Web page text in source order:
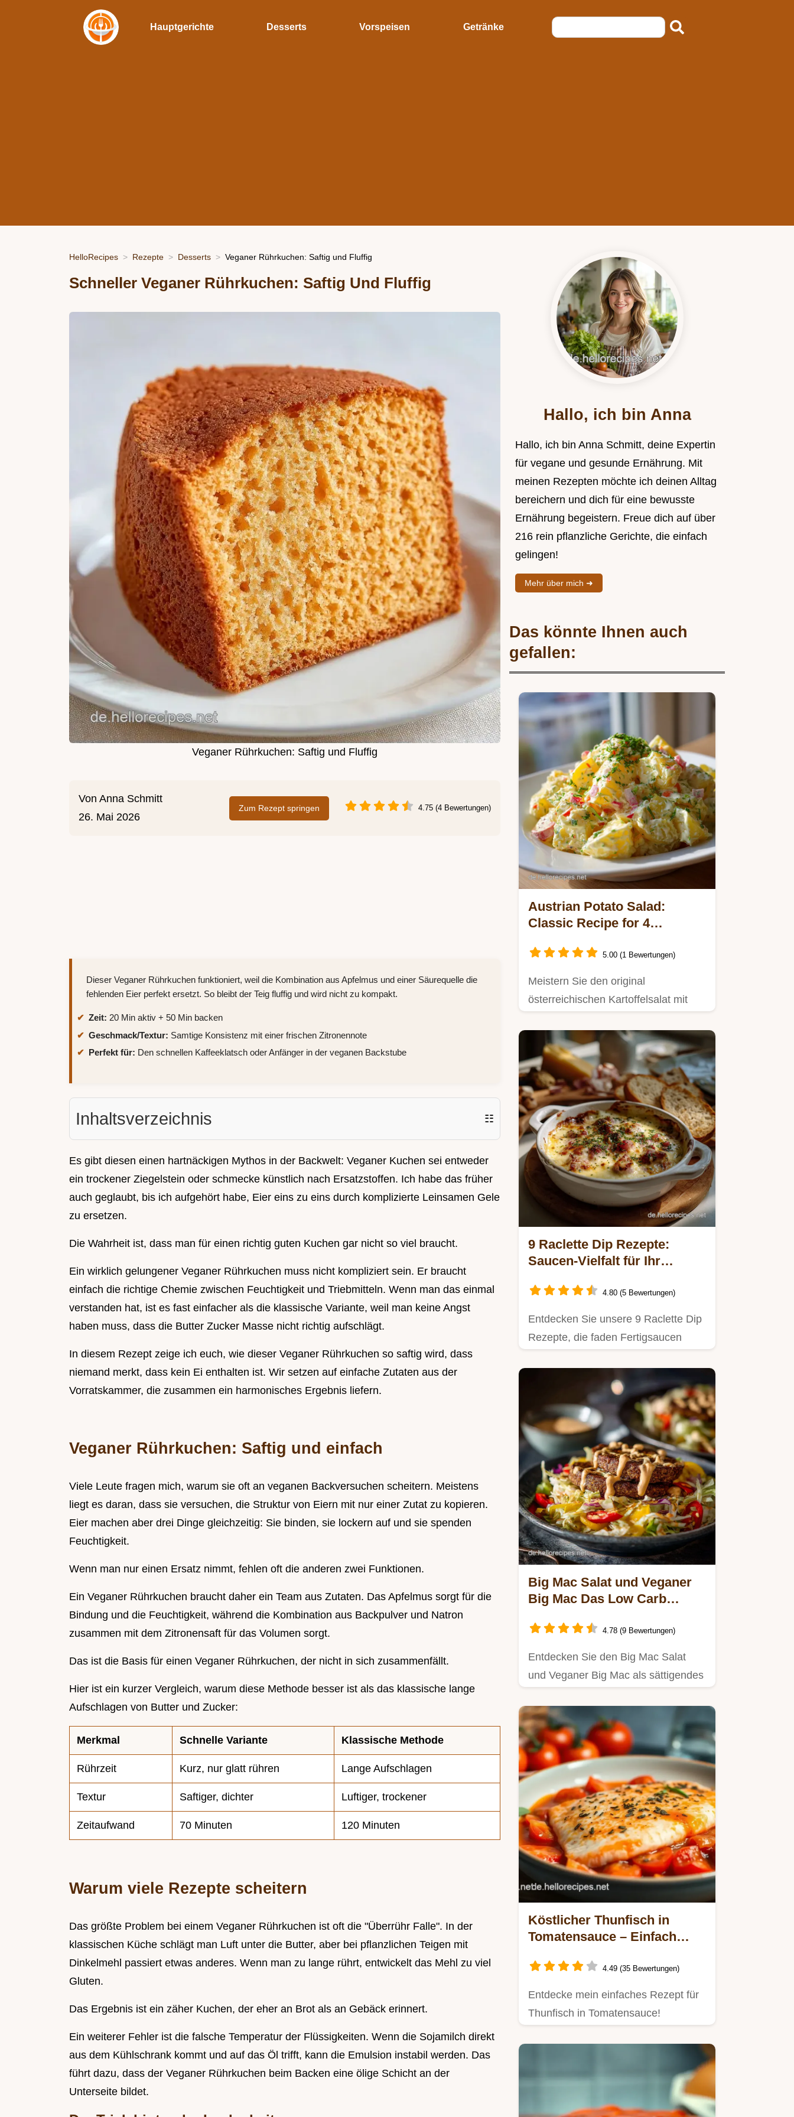
Hauptgerichte Desserts Vorspeisen Getränke
HelloRecipes Rezepte Desserts Veganer Rührkuchen: Saftig und Fluffig
Schneller Veganer Rührkuchen: Saftig Und Fluffig
Veganer Rührkuchen: Saftig und Fluffig
Von Anna Schmitt
26. Mai 2026
Zum Rezept springen 4.75 (4 Bewertungen)
Dieser Veganer Rührkuchen funktioniert, weil die Kombination aus Apfelmus und einer Säurequelle die
fehlenden Eier perfekt ersetzt. So bleibt der Teig fluffig und wird nicht zu kompakt.
Zeit: 20 Min aktiv + 50 Min backen
Geschmack/Textur: Samtige Konsistenz mit einer frischen Zitronennote
Perfekt für: Den schnellen Kaffeeklatsch oder Anfänger in der veganen Backstube
Inhaltsverzeichnis ☷
Es gibt diesen einen hartnäckigen Mythos in der Backwelt: Veganer Kuchen sei entweder
ein trockener Ziegelstein oder schmecke künstlich nach Ersatzstoffen. Ich habe das früher
auch geglaubt, bis ich aufgehört habe, Eier eins zu eins durch komplizierte Leinsamen Gele
zu ersetzen.
Die Wahrheit ist, dass man für einen richtig guten Kuchen gar nicht so viel braucht.
Ein wirklich gelungener Veganer Rührkuchen muss nicht kompliziert sein. Er braucht
einfach die richtige Chemie zwischen Feuchtigkeit und Triebmitteln. Wenn man das einmal
verstanden hat, ist es fast einfacher als die klassische Variante, weil man keine Angst
haben muss, dass die Butter Zucker Masse nicht richtig aufschlägt.
In diesem Rezept zeige ich euch, wie dieser Veganer Rührkuchen so saftig wird, dass
niemand merkt, dass kein Ei enthalten ist. Wir setzen auf einfache Zutaten aus der
Vorratskammer, die zusammen ein harmonisches Ergebnis liefern.
Veganer Rührkuchen: Saftig und einfach
Viele Leute fragen mich, warum sie oft an veganen Backversuchen scheitern. Meistens
liegt es daran, dass sie versuchen, die Struktur von Eiern mit nur einer Zutat zu kopieren.
Eier machen aber drei Dinge gleichzeitig: Sie binden, sie lockern auf und sie spenden
Feuchtigkeit.
Wenn man nur einen Ersatz nimmt, fehlen oft die anderen zwei Funktionen.
Ein Veganer Rührkuchen braucht daher ein Team aus Zutaten. Das Apfelmus sorgt für die
Bindung und die Feuchtigkeit, während die Kombination aus Backpulver und Natron
zusammen mit dem Zitronensaft für das Volumen sorgt.
Das ist die Basis für einen Veganer Rührkuchen, der nicht in sich zusammenfällt.
Hier ist ein kurzer Vergleich, warum diese Methode besser ist als das klassische lange
Aufschlagen von Butter und Zucker:
Merkmal Schnelle Variante Klassische Methode
Rührzeit Kurz, nur glatt rühren Lange Aufschlagen
Textur Saftiger, dichter Luftiger, trockener
Zeitaufwand 70 Minuten 120 Minuten
Warum viele Rezepte scheitern
Das größte Problem bei einem Veganer Rührkuchen ist oft die "Überrühr Falle". In der
klassischen Küche schlägt man Luft unter die Butter, aber bei pflanzlichen Teigen mit
Dinkelmehl passiert etwas anderes. Wenn man zu lange rührt, entwickelt das Mehl zu viel
Gluten.
Das Ergebnis ist ein zäher Kuchen, der eher an Brot als an Gebäck erinnert.
Ein weiterer Fehler ist die falsche Temperatur der Flüssigkeiten. Wenn die Sojamilch direkt
aus dem Kühlschrank kommt und auf das Öl trifft, kann die Emulsion instabil werden. Das
führt dazu, dass der Veganer Rührkuchen beim Backen eine ölige Schicht an der
Unterseite bildet.
Hallo, ich bin Anna
Hallo, ich bin Anna Schmitt, deine Expertin
für vegane und gesunde Ernährung. Mit
meinen Rezepten möchte ich deinen Alltag
bereichern und dich für eine bewusste
Ernährung begeistern. Freue dich auf über
216 rein pflanzliche Gerichte, die einfach
gelingen!
Mehr über mich ➜
Das könnte Ihnen auch
gefallen:
Austrian Potato Salad:
Classic Recipe for 4
5.00 (1 Bewertungen)
Meistern Sie den original
österreichischen Kartoffelsalat mit
9 Raclette Dip Rezepte:
Saucen-Vielfalt für Ihr
4.80 (5 Bewertungen)
Entdecken Sie unsere 9 Raclette Dip
Rezepte, die faden Fertigsaucen
Big Mac Salat und Veganer
Big Mac Das Low Carb
4.78 (9 Bewertungen)
Entdecken Sie den Big Mac Salat
und Veganer Big Mac als sättigendes
Köstlicher Thunfisch in
Tomatensauce – Einfach
4.49 (35 Bewertungen)
Entdecke mein einfaches Rezept für
Thunfisch in Tomatensauce!